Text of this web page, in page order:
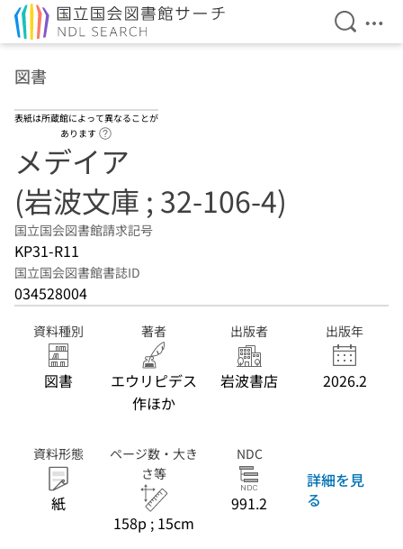
検索を
メ
図書
表紙は所蔵館によって異なることが
あります
メデイア
(岩波文庫 ; 32-106-4)
国立国会図書館請求記号
KP31-R11
国立国会図書館書誌ID
034528004
資料種別
図書
著者
エウリピデス
作ほか
出版者
岩波書店
出版年
2026.2
資料形態
紙
ページ数・大き
さ等
158p ; 15cm
NDC
991.2
詳細を見
る